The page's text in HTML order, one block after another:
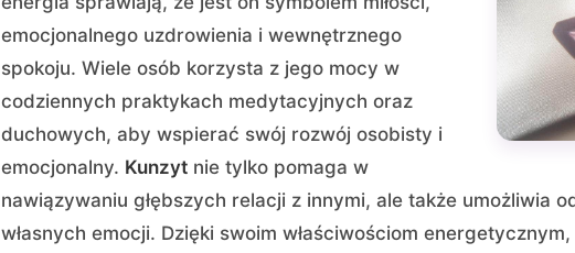
emocjonalnego uzdrowienia i wewnętrznego
spokoju. Wiele osób korzysta z jego mocy w
codziennych praktykach medytacyjnych oraz
duchowych, aby wspierać swój rozwój osobisty i
emocjonalny. Kunzyt nie tylko pomaga w
nawiązywaniu głębszych relacji z innymi, ale także umożliwia
własnych emocji. Dzięki swoim właściwościom